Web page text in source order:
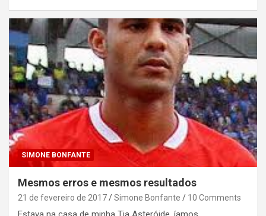
SIMONE BONFANTE
Mesmos erros e mesmos resultados
21 de fevereiro de 2017 Simone Bonfante 10 Comments